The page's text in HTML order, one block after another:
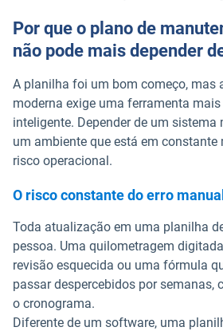
Por que o plano de
não pode mais depender
A planilha foi um bom começo, mas
moderna exige uma ferramenta
inteligente. Depender de um sistema
um ambiente que está em constante
risco operacional.
O risco constante do erro
Toda atualização em uma planilha
pessoa. Uma quilometragem
revisão esquecida ou uma fórmula
passar despercebidos por semanas,
o cronograma.
Diferente de um software, uma